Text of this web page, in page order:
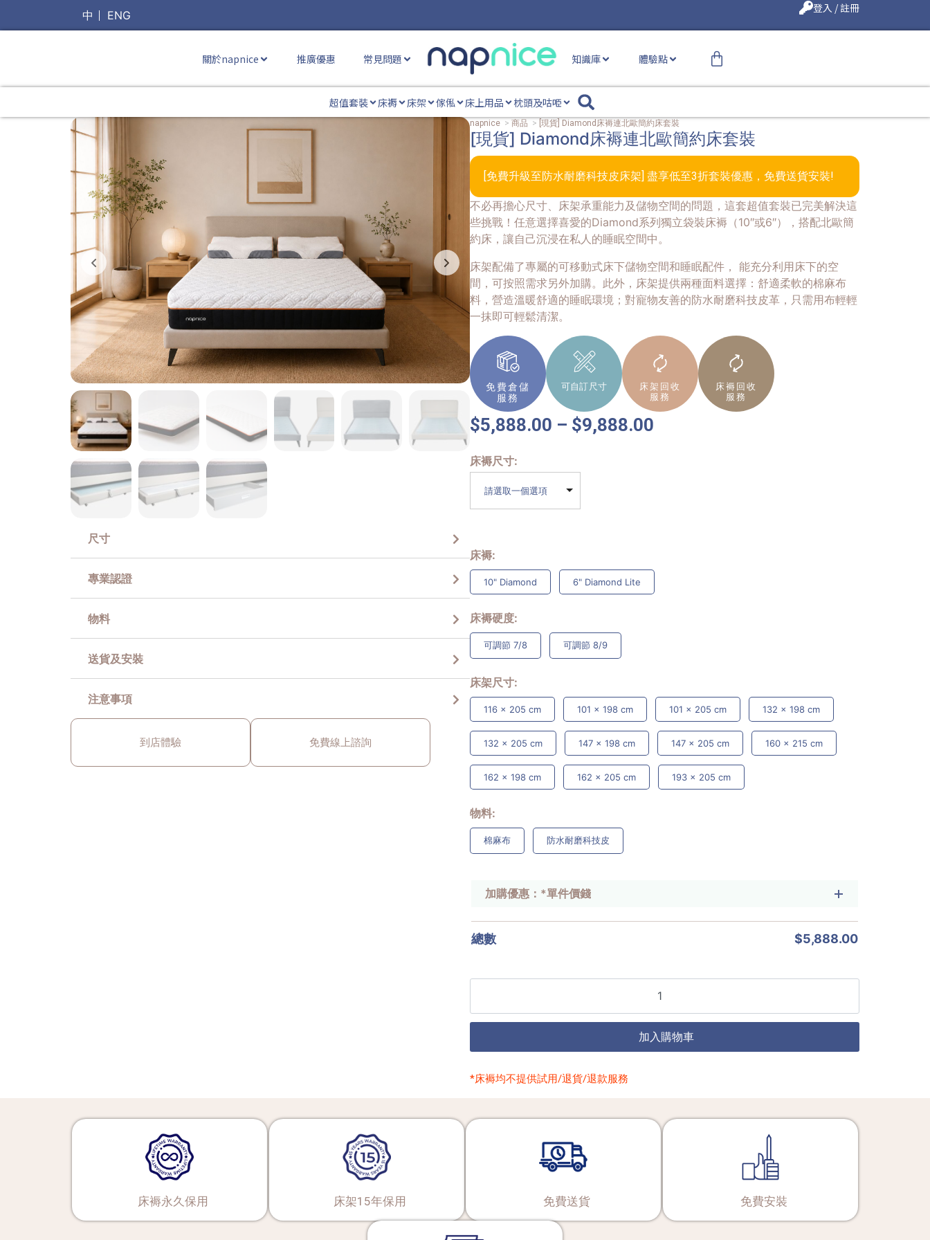
中 ENG
登入 / 註冊
關於napnice 推廣優惠 常見問題 知識庫 體驗點
超值套裝 床褥 床架 傢俬 床上用品 枕頭及咕𠱸
尺寸
專業認證
物料
送貨及安裝
注意事項
到店體驗 免費線上諮詢
napnice > 商品 > [現貨] Diamond床褥連北歐簡約床套裝
[現貨] Diamond床褥連北歐簡約床套裝
[免費升級至防水耐磨科技皮床架] 盡享低至3折套裝優惠，免費送貨安裝!
不必再擔心尺寸、床架承重能力及儲物空間的問題，這套超值套裝已完美解決這
些挑戰！任意選擇喜愛的Diamond系列獨立袋裝床褥（10″或6″），搭配北歐簡
約床，讓自己沉浸在私人的睡眠空間中。
床架配備了專屬的可移動式床下儲物空間和睡眠配件， 能充分利用床下的空
間，可按照需求另外加購。此外，床架提供兩種面料選擇：舒適柔軟的棉麻布
料，營造溫暖舒適的睡眠環境；對寵物友善的防水耐磨科技皮革，只需用布輕輕
一抹即可輕鬆清潔。
免費倉儲
服務
可自訂尺寸
床架回收
服務
床褥回收
服務
$5,888.00 – $9,888.00
床褥尺寸
請選取一個選項
床褥
10" Diamond 6" Diamond Lite
床褥硬度
可調節 7/8 可調節 8/9
床架尺寸
116 x 205 cm 101 x 198 cm 101 x 205 cm 132 x 198 cm
132 x 205 cm 147 x 198 cm 147 x 205 cm 160 x 215 cm
162 x 198 cm 162 x 205 cm 193 x 205 cm
物料
棉麻布 防水耐磨科技皮
加購優惠：*單件價錢
總數 $5,888.00
加入購物車
*床褥均不提供試用/退貨/退款服務
床褥永久保用 床架15年保用 免費送貨 免費安裝